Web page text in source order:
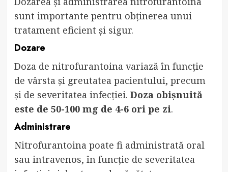
sunt importante pentru obținerea unui
tratament eficient și sigur.
Dozare
Doza de nitrofurantoina variază în funcție
de vârsta și greutatea pacientului, precum
și de severitatea infecției. Doza obișnuită
este de 50-100 mg de 4-6 ori pe zi.
Administrare
Nitrofurantoina poate fi administrată oral
sau intravenos, în funcție de severitatea